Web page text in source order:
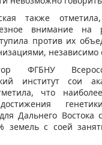
также
внимание на
против их
независимо
ФГБНУ
институт сои
что
Дальнего Востока
земель с соей